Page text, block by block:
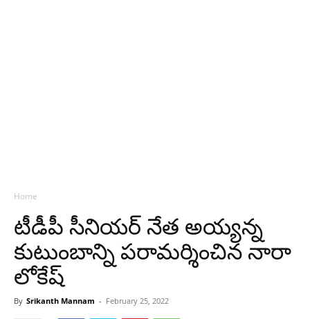
Home
టీడీపీ సీనియర్ నేత అయ్యన్న
కుటుంబాన్ని పరామర్శించిన నారా
లోకేష్
By Srikanth Mannam - February 25, 2022